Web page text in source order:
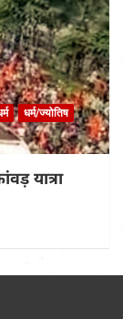
धर्म/ज्योतिष
यात्रा